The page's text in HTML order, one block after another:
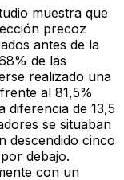
muestra que
precoz
antes de la
de las
realizado una
al 81,5%
diferencia de 13,5
se situaban
descendido cinco
debajo.
con un